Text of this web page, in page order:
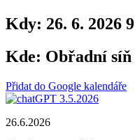
Kdy: 26. 6. 2026
Kde: Obřadní síň
Přidat do Google kalendáře
26.6.2026